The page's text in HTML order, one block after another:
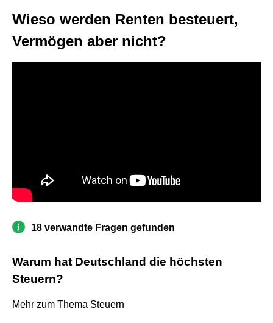
Wieso werden Renten besteuert,
Vermögen aber nicht?
18 verwandte Fragen gefunden
Warum hat Deutschland die höchsten
Steuern?
Mehr zum Thema Steuern